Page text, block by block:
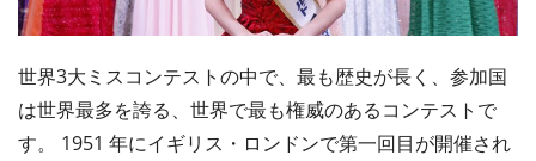
世界3大ミスコンテストの中で、最も歴史が⻑く、参加国
は世界最多を誇る、世界で最も権威のあるコンテストで
す。 1951 年にイギリス・ロンドンで第一回目が開催され